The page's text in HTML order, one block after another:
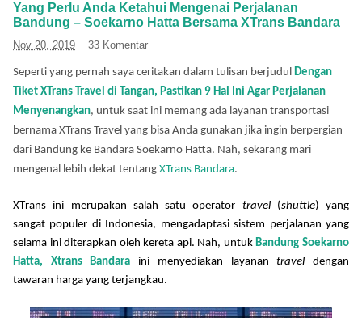
Yang Perlu Anda Ketahui Mengenai Perjalanan
Bandung – Soekarno Hatta Bersama XTrans Bandara
Nov 20, 2019 33 Komentar
Seperti yang pernah saya ceritakan dalam tulisan berjudul Dengan
Tiket XTrans Travel di Tangan, Pastikan 9 Hal Ini Agar Perjalanan
Menyenangkan, untuk saat ini memang ada layanan transportasi
bernama XTrans Travel yang bisa Anda gunakan jika ingin berpergian
dari Bandung ke Bandara Soekarno Hatta. Nah, sekarang mari
mengenal lebih dekat tentang XTrans Bandara.
XTrans ini merupakan salah satu operator travel(shuttle) yang
sangat populer di Indonesia, mengadaptasi sistem perjalanan yang
selama ini diterapkan oleh kereta api. Nah, untuk Bandung Soekarno
Hatta, Xtrans Bandara ini menyediakan layanantraveldengan
tawaran harga yang terjangkau.